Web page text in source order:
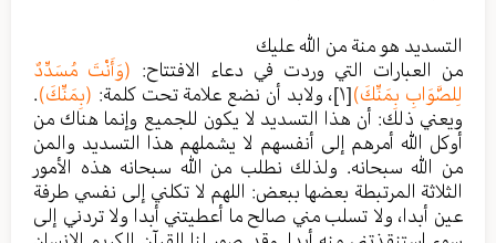
التسديد هو منة من الله عليك
من العبارات التي وردت في دعاء الافتتاح: (وَأَنْتَ مُسَدِّدٌ
لِلصَّوَابِ بِمَنِّكَ)[١] ، ولابد أن نضع علامة تحت كلمة: (بِمَنِّكَ).
ويعني ذلك: أن هذا التسديد لا يكون للجميع وإنما هناك من
أوكل الله أمرهم إلى أنفسهم لا يشملهم هذا التسديد والمن
من الله سبحانه. ولذلك نطلب من الله سبحانه هذه الأمور
الثلاثة المرتبطة بعضها ببعض: اللهم لا تكلني إلى نفسي طرفة
عين أبدا، ولا تسلب مني صالح ما أعطيتني أبدا ولا تردني إلى